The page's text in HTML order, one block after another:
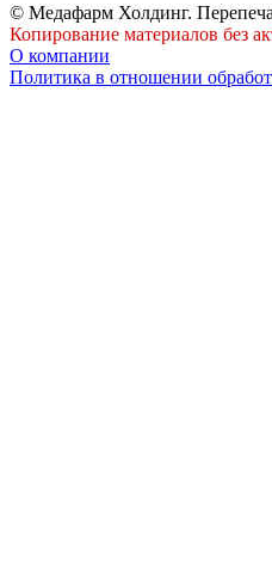
© Медафарм Холдинг.
Копирование материалов без
О компании
Политика в отношении